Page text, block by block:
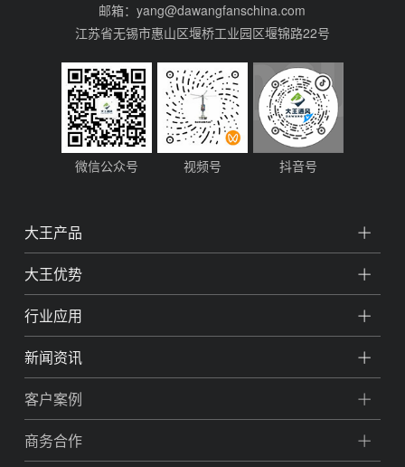
邮箱：yang@dawangfanschina.com
江苏省无锡市惠山区堰桥工业园区堰锦路22号
微信公众号 视频号 抖音号
大王产品
大王优势
行业应用
新闻资讯
客户案例
商务合作